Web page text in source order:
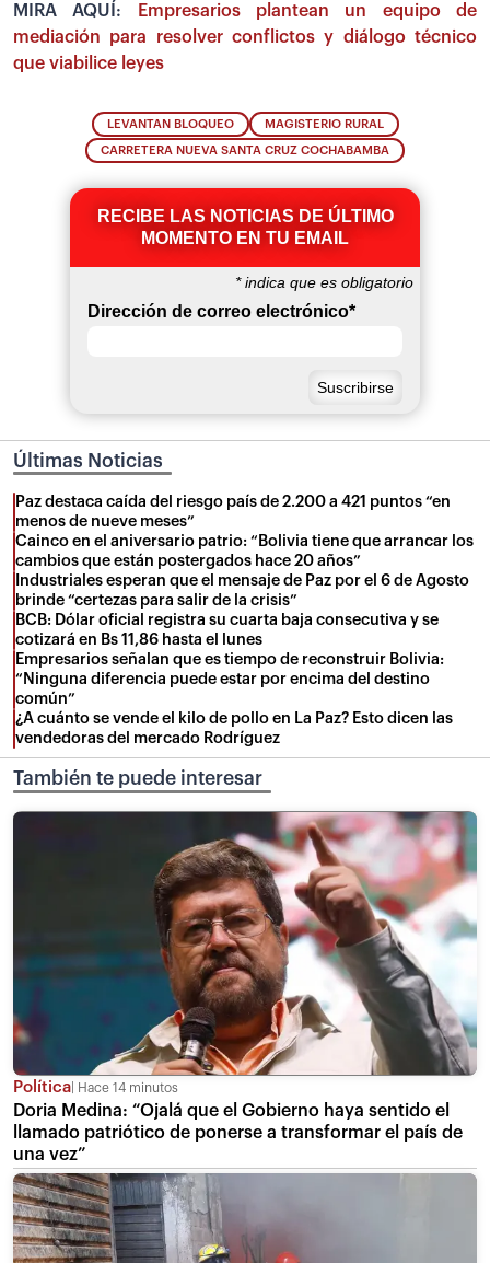
MIRA AQUÍ:
Empresarios plantean un equipo de
mediación para resolver conflictos y diálogo técnico
que viabilice leyes
LEVANTAN BLOQUEO MAGISTERIO RURAL
CARRETERA NUEVA SANTA CRUZ COCHABAMBA
RECIBE LAS NOTICIAS DE ÚLTIMO
MOMENTO EN TU EMAIL
*indica que es obligatorio
Dirección de correo electrónico*
Últimas Noticias
Paz destaca caída del riesgo país de 2.200 a 421 puntos “en
menos de nueve meses”
Cainco en el aniversario patrio: “Bolivia tiene que arrancar los
cambios que están postergados hace 20 años”
Industriales esperan que el mensaje de Paz por el 6 de Agosto
brinde “certezas para salir de la crisis”
BCB: Dólar oficial registra su cuarta baja consecutiva y se
cotizará en Bs 11,86 hasta el lunes
Empresarios señalan que es tiempo de reconstruir Bolivia:
“Ninguna diferencia puede estar por encima del destino
común”
¿A cuánto se vende el kilo de pollo en La Paz? Esto dicen las
vendedoras del mercado Rodríguez
También te puede interesar
Política Hace 14 minutos
Doria Medina: “Ojalá que el Gobierno haya sentido el
llamado patriótico de ponerse a transformar el país de
una vez”